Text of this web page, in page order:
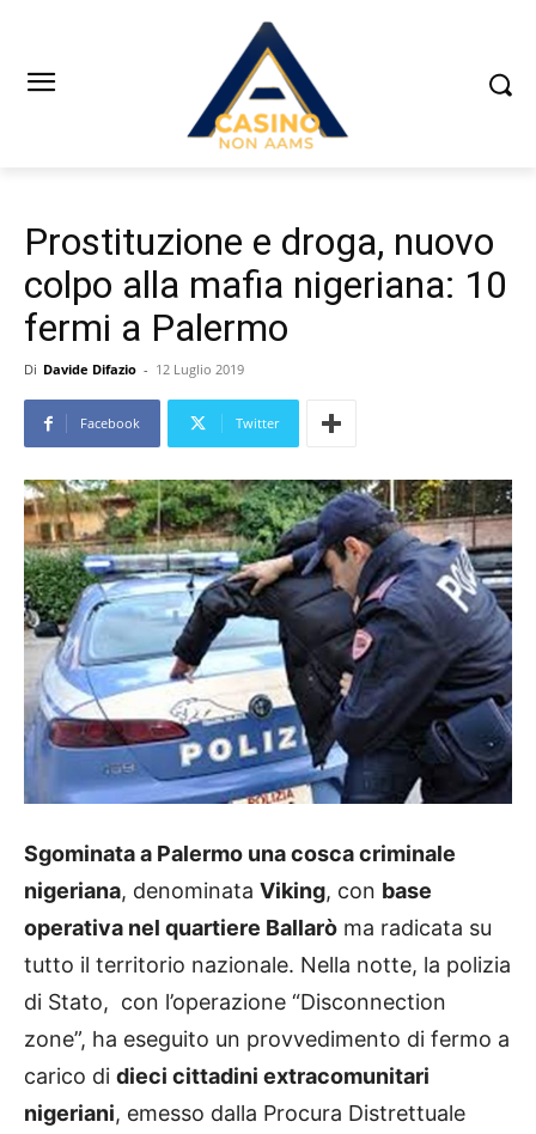
Prostituzione e droga, nuovo
colpo alla mafia nigeriana: 10
fermi a Palermo
Di Davide Difazio - 12 Luglio 2019
Facebook Twitter
Sgominata a Palermo una cosca criminale
nigeriana, denominata Viking, con base
operativa nel quartiere Ballarò ma radicata su
tutto il territorio nazionale. Nella notte, la polizia
di Stato, con l’operazione “Disconnection
zone”, ha eseguito un provvedimento di fermo a
carico di dieci cittadini extracomunitari
nigeriani, emesso dalla Procura Distrettuale